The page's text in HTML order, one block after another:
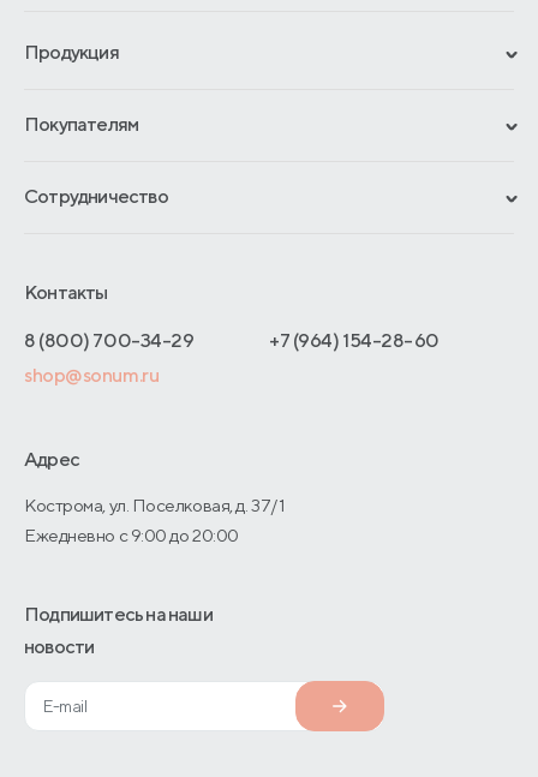
Продукция
Гарантии
Отзывы покупателей
Покупателям
Обмен и возврат
Как оформить заказ
Адреса магазинов
Договор-оферты
Сотрудничество
Отельерам
Оптовые продажи
О производстве
Контакты
8 (800) 700-34-29
+7 (964) 154-28-60
shop@sonum.ru
Адрес
Кострома, ул. Поселковая, д. 37/1
Ежедневно с 9:00 до 20:00
Подпишитесь на наши
новости